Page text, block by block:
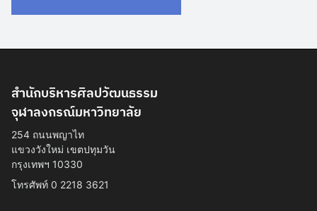
สำนักบริหารศิลปวัฒนธรรม
จุฬาลงกรณ์มหาวิทยาลัย
254 ถนนพญาไท
แขวงวังใหม่ เขตปทุมวัน
กรุงเทพฯ 10330
โทรศัพท์ 0 2218 3621